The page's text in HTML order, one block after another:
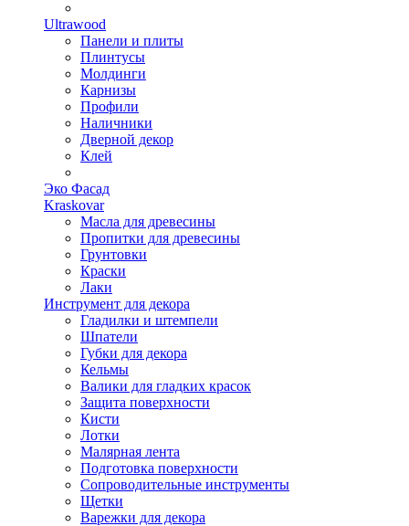
Ultrawood
Панели и плиты
Плинтусы
Молдинги
Карнизы
Профили
Наличники
Дверной декор
Клей
Эко Фасад
Kraskovar
Масла для древесины
Пропитки для древесины
Грунтовки
Краски
Лаки
Инструмент для декора
Гладилки и штемпели
Шпатели
Губки для декора
Кельмы
Валики для гладких красок
Защита поверхности
Кисти
Лотки
Малярная лента
Подготовка поверхности
Сопроводительные инструменты
Щетки
Варежки для декора